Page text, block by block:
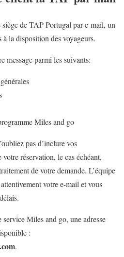
de TAP Portugal par e-mail, un
la disposition des voyageurs.
message parmi les suivants:
Miles and go
pas d’inclure vos
réservation, le cas échéant,
de votre demande. L’équipe
votre e-mail et vous
service Miles and go, une adresse
:
.